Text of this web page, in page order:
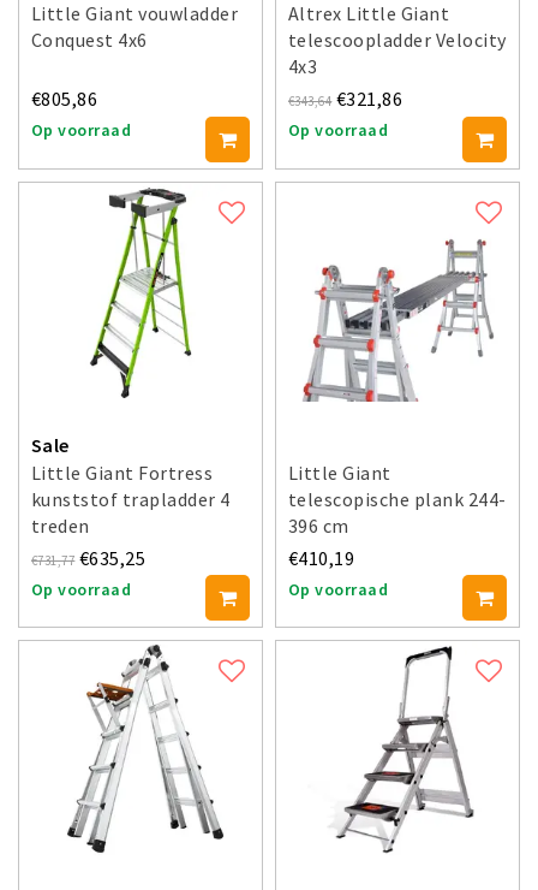
Little Giant vouwladder
Conquest 4x6
€805,86
Op voorraad
Altrex Little Giant
telescoopladder Velocity
4x3
€343,64 €321,86
Op voorraad
Sale
Little Giant Fortress
kunststof trapladder 4
treden
€731,77 €635,25
Op voorraad
Little Giant
telescopische plank 244-
396 cm
€410,19
Op voorraad